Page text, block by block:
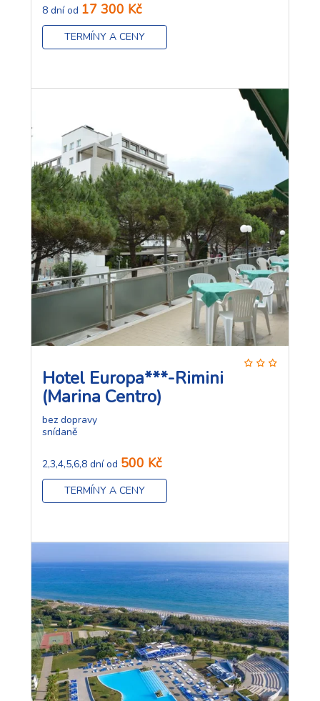
8 dní od 17 300 Kč
TERMÍNY A CENY
Hotel Europa***-Rimini
(Marina Centro)
bez dopravy
snídaně
2,3,4,5,6,8 dní od 500 Kč
TERMÍNY A CENY